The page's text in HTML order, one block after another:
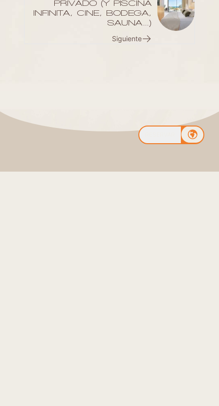
PRIVADO (Y PISCINA
INFINITA, CINE, BODEGA,
SAUNA…)
Siguiente